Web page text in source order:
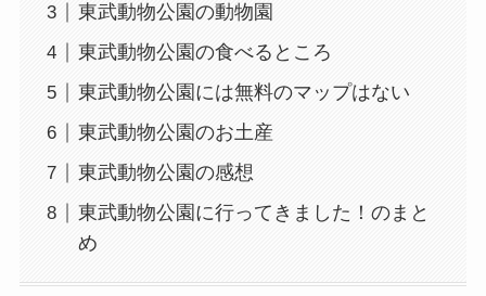
東武動物公園の動物園
東武動物公園の食べるところ
東武動物公園には無料のマップはない
東武動物公園のお土産
東武動物公園の感想
東武動物公園に行ってきました！のまと
め